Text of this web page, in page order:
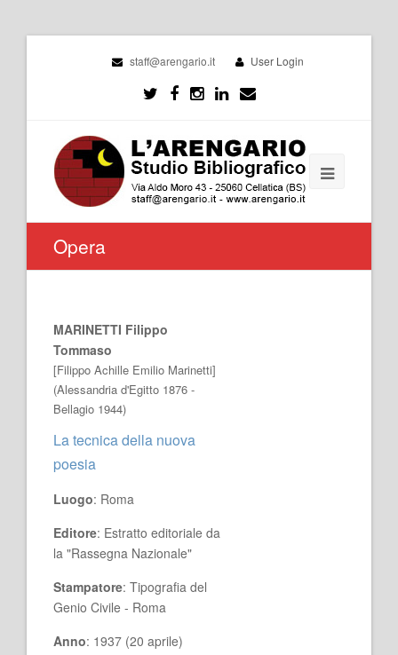
staff@arengario.it User Login
Opera
MARINETTI Filippo
Tommaso
[Filippo Achille Emilio Marinetti]
(Alessandria d'Egitto 1876 -
Bellagio 1944)
La tecnica della nuova
poesia
Luogo: Roma
Editore: Estratto editoriale da
la "Rassegna Nazionale"
Stampatore: Tipografia del
Genio Civile - Roma
Anno: 1937 (20 aprile)